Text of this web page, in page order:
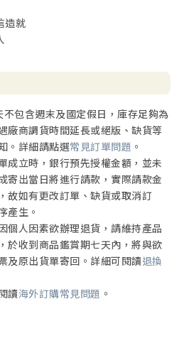
造就
包含週末及國定假日，庫存足夠為
廠商調貨時間延長或絕版、缺貨等
。詳細請點選常見訂單問題 。
成立時，銀行預先授權金額，並未
寄出當日將進行請款，實際請款金
故如有更改訂單、缺貨或取消訂
產生。
個人因素欲辦理退貨，請維持產品
於收到商品鑑賞期七天內，將與欲
及原出貨單寄回。詳細可閱讀退換
讀海外訂購常見問題 。